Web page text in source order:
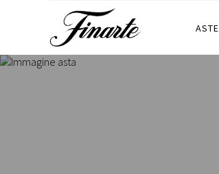
ASTE